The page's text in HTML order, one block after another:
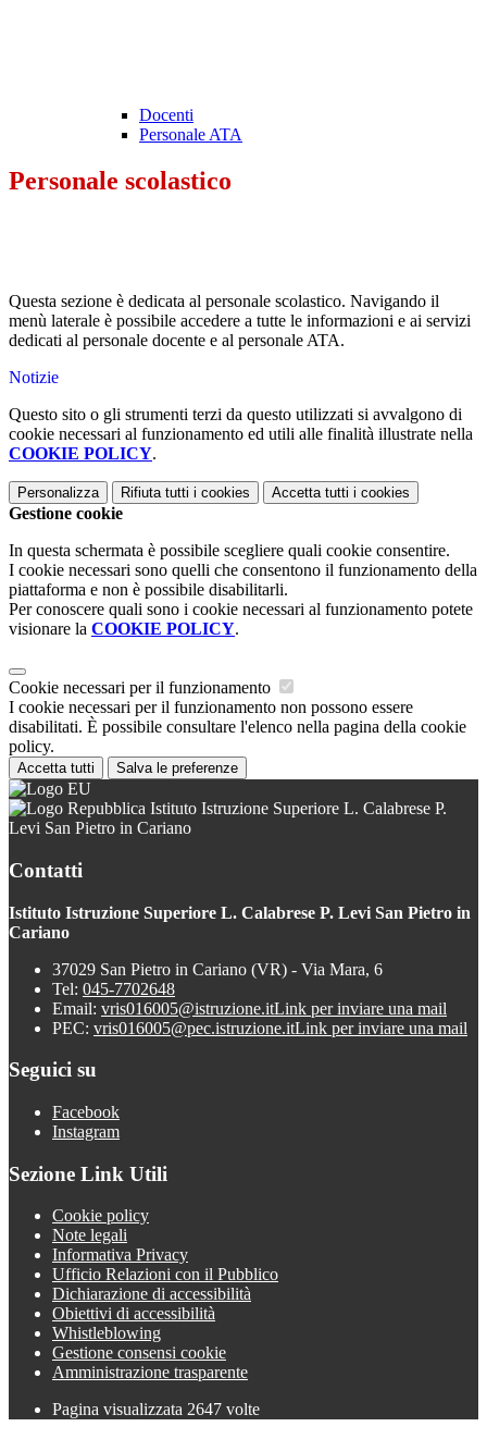
Docenti
Personale ATA
Personale scolastico
Questa sezione è dedicata al personale scolastico. Navigando il
menù laterale è possibile accedere a tutte le informazioni e ai servizi
dedicati al personale docente e al personale ATA.
Notizie
Questo sito o gli strumenti terzi da questo utilizzati si avvalgono di
cookie necessari al funzionamento ed utili alle finalità illustrate nella
COOKIE POLICY.
Personalizza Rifiuta tutti i cookies Accetta tutti i cookies
Gestione cookie
In questa schermata è possibile scegliere quali cookie consentire.
I cookie necessari sono quelli che consentono il funzionamento della
piattaforma e non è possibile disabilitarli.
Per conoscere quali sono i cookie necessari al funzionamento potete
visionare la COOKIE POLICY.
Cookie necessari per il funzionamento
I cookie necessari per il funzionamento non possono essere
disabilitati. È possibile consultare l'elenco nella pagina della cookie
policy.
Accetta tutti Salva le preferenze
Istituto Istruzione Superiore L. Calabrese P.
Levi San Pietro in Cariano
Contatti
Istituto Istruzione Superiore L. Calabrese P. Levi San Pietro in
Cariano
37029 San Pietro in Cariano (VR) - Via Mara, 6
Tel: 045-7702648
Email: vris016005@istruzione.itLink per inviare una mail
PEC: vris016005@pec.istruzione.itLink per inviare una mail
Seguici su
Facebook
Instagram
Sezione Link Utili
Cookie policy
Note legali
Informativa Privacy
Ufficio Relazioni con il Pubblico
Dichiarazione di accessibilità
Obiettivi di accessibilità
Whistleblowing
Gestione consensi cookie
Amministrazione trasparente
Pagina visualizzata 2647 volte